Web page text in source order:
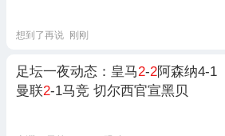
想到了再说 刚刚
足坛一夜动态：皇马2-2阿森纳4-1
曼联2-1马竞 切尔西官宣黑贝